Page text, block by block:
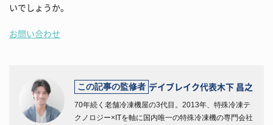
いでしょうか。
お問い合わせ
この記事の監修者 デイブレイク代表木下 昌之
70年続く老舗冷凍機屋の3代目。2013年、特殊冷凍テ
クノロジー×ITを軸に国内唯一の特殊冷凍機の専門会社